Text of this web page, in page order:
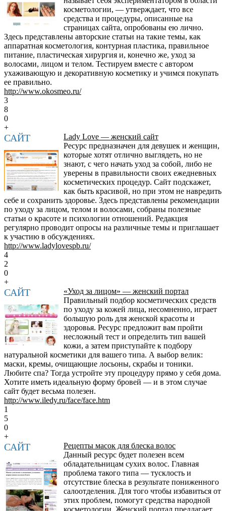
косметологии, — утверждает, что все
средства и процедуры, описанные на
страницах сайта, опробованы ею лично.
Здесь представлены авторские статьи на такие темы, как
аппаратная косметология, контурная пластика, правильное
питание, пластическая хирургия и, конечно же, уход за
волосами, лицом и телом. Тестируем вместе с автором
ухаживающую и декоративную косметику и учимся покупать
ее правильно.
http://www.okosmeo.ru/
3
8
0
+
САЙТ
Lady Love — женский сайт
Ресурс предназначен для девушек и женщин,
которые хотят отлично выглядеть, но не
знают, с чего начать уход за собой, либо не
уверены в правильности своих ежедневных
косметических процедур. Сайт подскажет,
как быть красивой, но при этом не навредить
себе и сохранить здоровье. Здесь представлены рекомендации
по уходу за лицом, телом и волосами, собраны полезные
статьи о красоте и психологии отношений. Редакция
регулярно проводит опросы на различные темы и приглашает
к участию в обсуждениях.
http://www.ladylovespb.ru/
4
2
0
+
САЙТ
«Уход за лицом» — женский портал
Правильный подбор косметических средств
по уходу за кожей лица, несомненно, играет
большую роль для женской красоты и
здоровья. Ресурс предложит вам пройти
несложный тест и определить тип вашей
кожи, а затем приступайте к подбору
натуральной косметики для вашего типа. А выбор велик:
маски, кремы, очищающие лосьоны, скрабы и тоники.
Любите спа? Тогда устройте эту процедуру прямо у себя дома.
Хотите иметь идеальную форму бровей — и в этом случае
сайт будет весьма полезен.
http://www.iledy.ru/face/face.htm
1
5
0
+
САЙТ
Рецепты масок для блеска волос
Данный ресурс будет полезен всем
обладательницам сухих волос. Главная
проблема такого типа — тусклость и
отсутствие блеска в результате пониженного
салоотделения. Для того чтобы избавиться от
этих проблем, помогут средства народной
косметологии. Женский портал предлагает